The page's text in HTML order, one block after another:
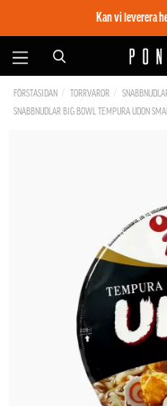
Kan vi leverera
FÖRSTASIDAN TORRVAROR
SNABBNUDLAR BIG BOWL TEMPURA UDON